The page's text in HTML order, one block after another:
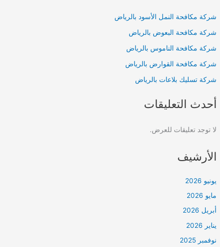
شركة مكافحة النمل الأسود بالرياض
شركة مكافحة البعوض بالرياض
شركة مكافحة الناموس بالرياض
شركة مكافحة القوارض بالرياض
شركة تسليك بلاعات بالرياض
أحدث التعليقات
لا توجد تعليقات للعرض.
الأرشيف
يونيو 2026
مايو 2026
أبريل 2026
يناير 2026
نوفمبر 2025